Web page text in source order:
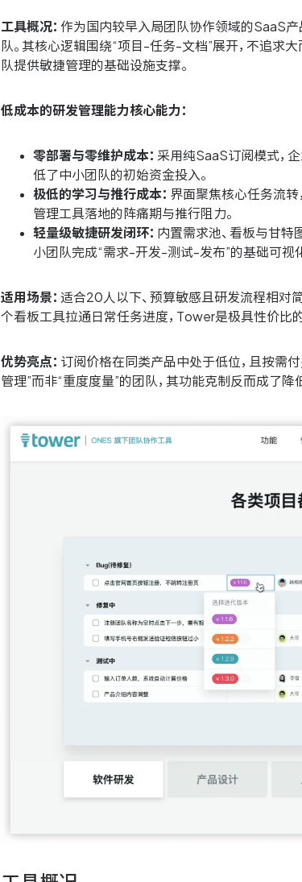
工具概况： 作为国内较早入局团队协作领域的SaaS
队。其核心逻辑围绕“项目-任务-文档”展开，不追求
队提供敏捷管理的基础设施支撑。
低成本的研发管理能力核心能力：
零部署与零维护成本： 采用纯SaaS订阅模式，
低了中小团队的初始资金投入。
极低的学习与推行成本： 界面聚焦核心任务流转
管理工具落地的阵痛期与推行阻力。
轻量级敏捷研发闭环： 内置需求池、看板与甘特
小团队完成“需求-开发-测试-发布”的基础可视
适用场景： 适合20人以下、预算敏感且研发流程相对
个看板工具拉通日常任务进度，Tower是极具性价比
优势亮点： 订阅价格在同类产品中处于低位，且按需
管理”而非“重度度量”的团队，其功能克制反而成了降